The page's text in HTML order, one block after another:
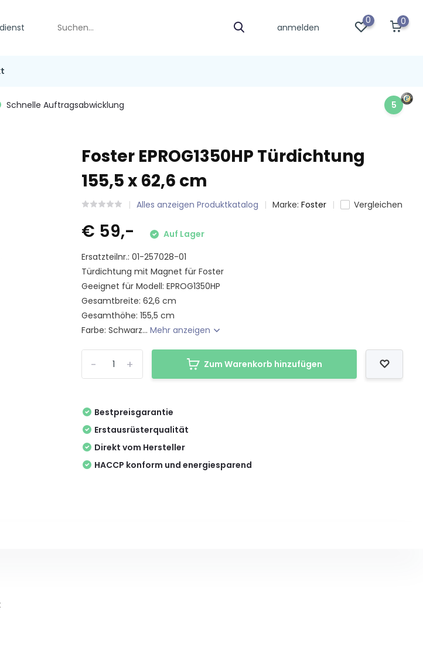
anmelden
0 0
Schnelle Auftragsabwicklung 5
Foster EPROG1350HP Türdichtung
155,5 x 62,6 cm
Alles anzeigen Produktkatalog Marke:Foster Vergleichen
€ 59,-
Auf Lager
Ersatzteilnr.: 01-257028-01
Türdichtung mit Magnet für Foster
Geeignet für Modell: EPROG1350HP
Gesamtbreite: 62,6 cm
Gesamthöhe: 155,5 cm
Farbe: Schwarz...Mehr anzeigen
+
- Zum Warenkorb hinzufügen
Bestpreisgarantie
Erstausrüsterqualität
Direkt vom Hersteller
HACCP konform und energiesparend